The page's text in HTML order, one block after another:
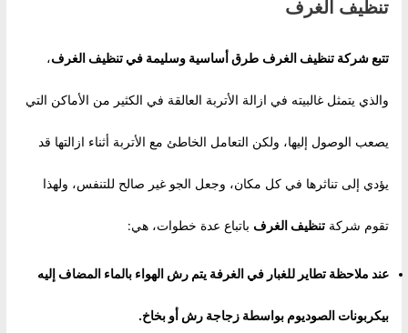
تنظيف الغرف
تتبع شركةتنظيف الغرف طرق أساسية وسليمة فيتنظيف الغرف،
والذي يتمثل غالبيته في ازالة الأتربة العالقة في الكثير من الأماكن التي
يصعب الوصول إليها، ولكن التعامل الخاطئ مع الأتربة أثناء ازالتها قد
يؤدي إلى تناثرها في كل مكان، وجعل الجو غير صالح للتنفس، ولهذا
تقوم شركةتنظيف الغرف باتباع عدة خطوات، هي:
عند ملاحظة تطاير للغبار في الغرفة يتم رش الهواء بالماء المضاف إليه
بيكربونات الصوديوم بواسطة زجاجة رش أو بخاخ.